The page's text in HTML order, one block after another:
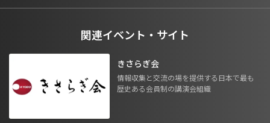
関連イベント・サイト
きさらぎ会
情報収集と交流の場を提供する日本で最も
歴史ある会員制の講演会組織